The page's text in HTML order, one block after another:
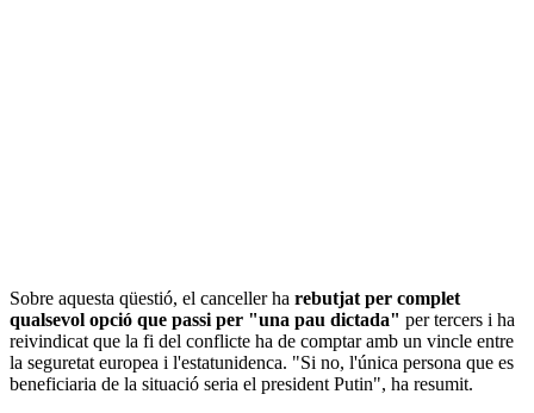
Sobre aquesta qüestió, el canceller ha rebutjat per complet
qualsevol opció que passi per "una pau dictada" per tercers i ha
reivindicat que la fi del conflicte ha de comptar amb un vincle entre
la seguretat europea i l'estatunidenca. "Si no, l'única persona que es
beneficiaria de la situació seria el president Putin", ha resumit.